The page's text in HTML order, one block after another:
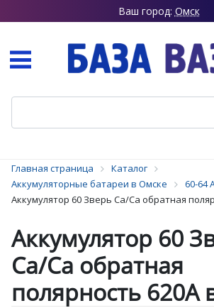
Ваш город: Омск
Главная страница
Каталог
Аккумуляторные батареи в Омске
60-64
Аккумулятор 60 Зверь Ca/Ca обратная
Аккумулятор 60
Ca/Ca обратная
полярность 620А